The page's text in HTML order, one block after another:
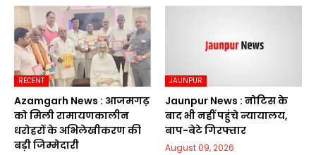
RECENT
Azamgarh News : आजमगढ़
को मिली रामायणकालीन
धरोहरों के अभिलेखीकरण की
बड़ी जिम्मेदारी
JAUNPUR
Jaunpur News : नोटिस के
बाद भी नहीं पहुंचे न्यायालय,
बाप-बेटे गिरफ्तार
August 09, 2026